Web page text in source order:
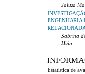
Jaluza
ENGENHARIA
Sabrina
Hein
Estatística de